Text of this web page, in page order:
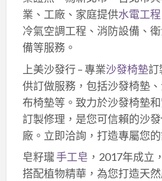
業、工廠、家庭提供水電工程
冷氣空調工程、消防設備、
備等服務。
上美沙發行 – 專業沙發椅墊訂
供訂做服務，包括沙發椅墊
布椅墊等。致力於沙發椅墊和
訂製修理，是您可信賴的沙
廠。立即洽詢，打造專屬您
皂籽瓏手工皂 ，2017年成立
搭配植物精華，為您打造天